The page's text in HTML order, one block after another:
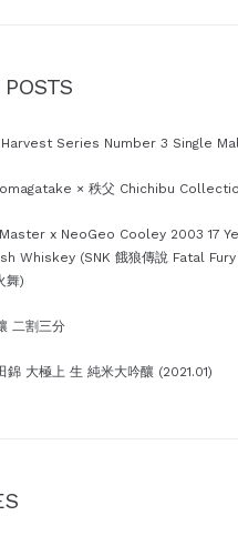
Series Number 3 Single
× 秩父 Chichibu
x NeoGeo Cooley 2003 17
Whiskey (SNK 餓狼傳說 Fatal
舞)
二割三分
錦 大極上 生 純米大吟釀 (2021.01)